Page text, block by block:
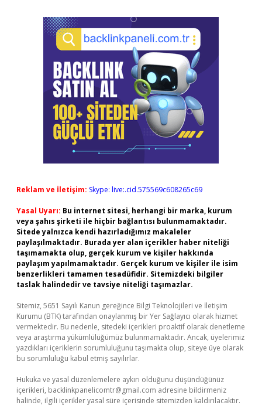
Reklam ve İletişim: Skype: live:.cid.575569c608265c69
Yasal Uyarı: Bu internet sitesi, herhangi bir marka, kurum
veya şahıs şirketi ile hiçbir bağlantısı bulunmamaktadır.
Sitede yalnızca kendi hazırladığımız makaleler
paylaşılmaktadır. Burada yer alan içerikler haber niteliği
taşımamakta olup, gerçek kurum ve kişiler hakkında
paylaşım yapılmamaktadır. Gerçek kurum ve kişiler ile isim
benzerlikleri tamamen tesadüfidir. Sitemizdeki bilgiler
taslak halindedir ve tavsiye niteliği taşımazlar.
Sitemiz, 5651 Sayılı Kanun gereğince Bilgi Teknolojileri ve İletişim
Kurumu (BTK) tarafından onaylanmış bir Yer Sağlayıcı olarak hizmet
vermektedir. Bu nedenle, sitedeki içerikleri proaktif olarak denetleme
veya araştırma yükümlülüğümüz bulunmamaktadır. Ancak, üyelerimiz
yazdıkları içeriklerin sorumluluğunu taşımakta olup, siteye üye olarak
bu sorumluluğu kabul etmiş sayılırlar.
Hukuka ve yasal düzenlemelere aykırı olduğunu düşündüğünüz
içerikleri, backlinkpanelicomtr@gmail.com adresine bildirmeniz
halinde, ilgili içerikler yasal süre içerisinde sitemizden kaldırılacaktır.